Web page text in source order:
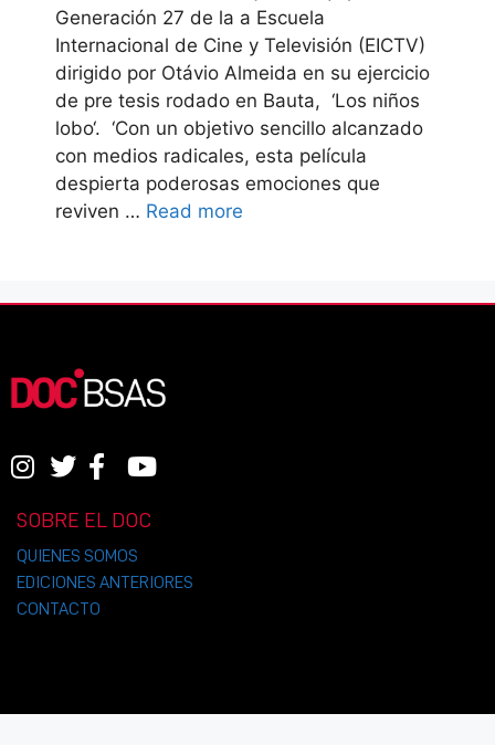
Generación 27 de la a Escuela
Internacional de Cine y Televisión (EICTV)
dirigido por Otávio Almeida en su ejercicio
de pre tesis rodado en Bauta, ‘Los niños
lobo‘. ‘Con un objetivo sencillo alcanzado
con medios radicales, esta película
despierta poderosas emociones que
reviven … Read more
SOBRE EL DOC
QUIENES SOMOS
EDICIONES ANTERIORES
CONTACTO